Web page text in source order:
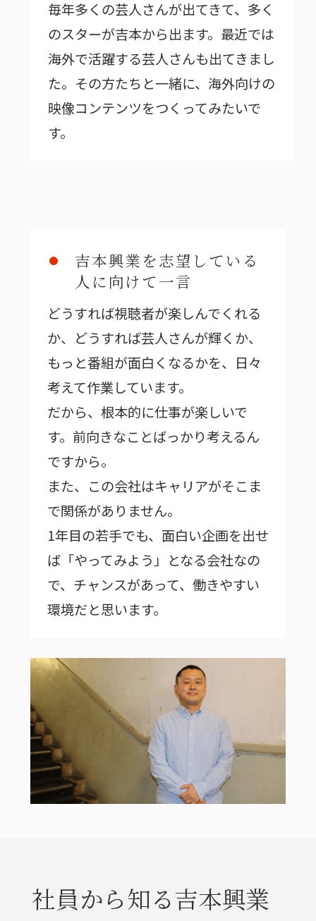
毎年多くの芸人さんが出てきて、多く
のスターが吉本から出ます。最近では
海外で活躍する芸人さんも出てきまし
た。その方たちと一緒に、海外向けの
映像コンテンツをつくってみたいで
す。
吉本興業を志望している
人に向けて一言
どうすれば視聴者が楽しんでくれる
か、どうすれば芸人さんが輝くか、
もっと番組が面白くなるかを、日々
考えて作業しています。
だから、根本的に仕事が楽しいで
す。前向きなことばっかり考えるん
ですから。
また、この会社はキャリアがそこま
で関係がありません。
1年目の若手でも、面白い企画を出せ
ば「やってみよう」となる会社なの
で、チャンスがあって、働きやすい
環境だと思います。
社員から知る吉本興業